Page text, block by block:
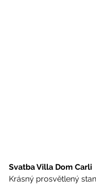
Svatba Villa Dom Carli
Krásný prosvětlený